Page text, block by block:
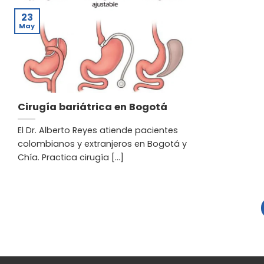
Cirugía bariátrica en Bogotá
El Dr. Alberto Reyes atiende pacientes
colombianos y extranjeros en Bogotá y
Chía. Practica cirugía [...]
23
May